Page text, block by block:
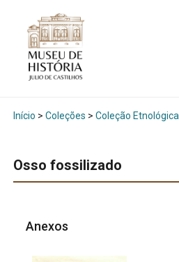
Início > Coleções > Coleção Etnológica
Osso fossilizado
Anexos